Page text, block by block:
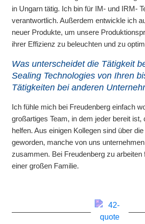
in Ungarn tätig. Ich bin für IM- und IRM-
verantwortlich. Außerdem entwickle ich
neuer Produkte, um unsere
ihrer Effizienz zu beleuchten und zu
Was unterscheidet die Tätigkeit
Sealing Technologies von Ihren
Tätigkeiten bei anderen
Ich fühle mich bei Freudenberg einfach
großartiges Team, in dem jeder bereit ist,
helfen. Aus einigen Kollegen sind über
geworden, manche von uns
zusammen. Bei Freudenberg zu arbeiten
einer großen Familie.